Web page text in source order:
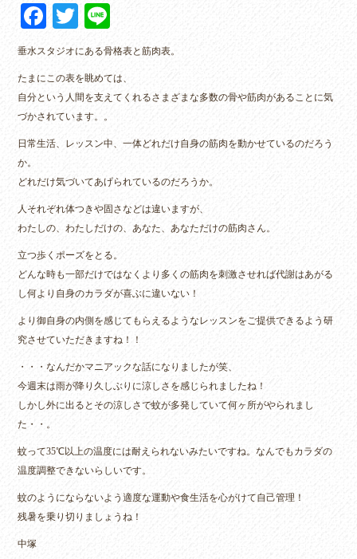
Fa
ce
bo
ok
T
wi
tte
r
ne
垂水スタジオにある骨格表と筋肉表。
たまにこの表を眺めては、
自分という人間を支えてくれるさまざまな多数の骨や筋肉があることに気
づかされています。。
日常生活、レッスン中、一体どれだけ自身の筋肉を動かせているのだろう
か。
どれだけ気づいてあげられているのだろうか。
人それぞれ体つきや固さなどは違いますが、
わたしの、わたしだけの、あなた、あなただけの筋肉さん。
立つ歩くポーズをとる。
どんな時も一部だけではなくより多くの筋肉を刺激させれば代謝はあがる
し何より自身のカラダが喜ぶに違いない！
より御自身の内側を感じてもらえるようなレッスンをご提供できるよう研
究させていただきますね！！
・・・なんだかマニアックな話になりましたが笑、
今週末は雨が降り久しぶりに涼しさを感じられましたね！
しかし外に出るとその涼しさで蚊が多発していて何ヶ所がやられまし
た・・。
蚊って35℃以上の温度には耐えられないみたいですね。なんでもカラダの
温度調整できないらしいです。
蚊のようにならないよう適度な運動や食生活を心がけて自己管理！
残暑を乗り切りましょうね！
中塚